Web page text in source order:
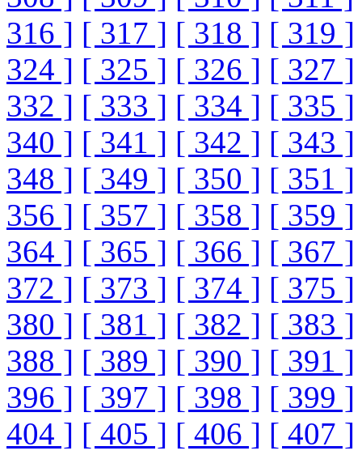
316 ] [ 317 ] [ 318 ] [ 319 ]
324 ] [ 325 ] [ 326 ] [ 327 ]
332 ] [ 333 ] [ 334 ] [ 335 ]
340 ] [ 341 ] [ 342 ] [ 343 ]
348 ] [ 349 ] [ 350 ] [ 351 ]
356 ] [ 357 ] [ 358 ] [ 359 ]
364 ] [ 365 ] [ 366 ] [ 367 ]
372 ] [ 373 ] [ 374 ] [ 375 ]
380 ] [ 381 ] [ 382 ] [ 383 ]
388 ] [ 389 ] [ 390 ] [ 391 ]
396 ] [ 397 ] [ 398 ] [ 399 ]
404 ] [ 405 ] [ 406 ] [ 407 ]